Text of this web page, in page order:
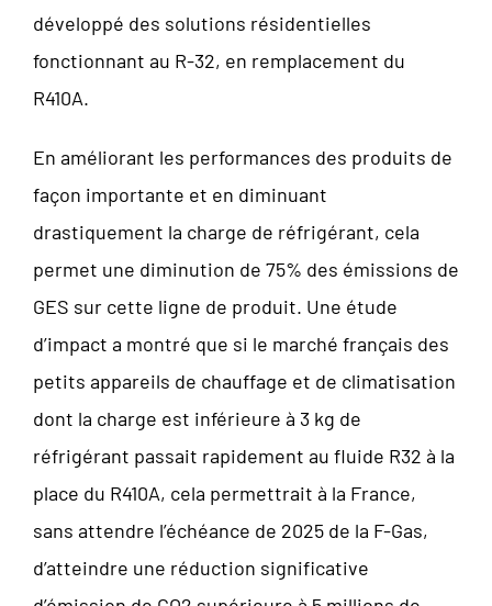
développé des solutions résidentielles
fonctionnant au R-32, en remplacement du
R410A.
En améliorant les performances des produits de
façon importante et en diminuant
drastiquement la charge de réfrigérant, cela
permet une diminution de 75% des émissions de
GES sur cette ligne de produit. Une étude
d’impact a montré que si le marché français des
petits appareils de chauffage et de climatisation
dont la charge est inférieure à 3 kg de
réfrigérant passait rapidement au fluide R32 à la
place du R410A, cela permettrait à la France,
sans attendre l’échéance de 2025 de la F-Gas,
d’atteindre une réduction significative